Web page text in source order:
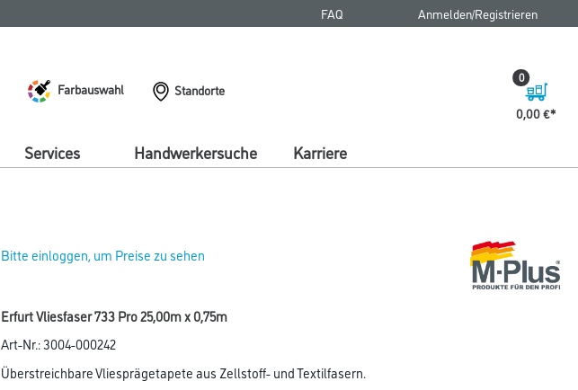
FAQ Anmelden/Registrieren
Farbauswahl
Standorte
0,00 €
0
Services Handwerkersuche Karriere
Bitte einloggen, um Preise zu sehen
Erfurt Vliesfaser 733 Pro 25,00m x 0,75m
Art-Nr.:3004-000242
Überstreichbare Vliesprägetapete aus Zellstoff- und Textilfasern.